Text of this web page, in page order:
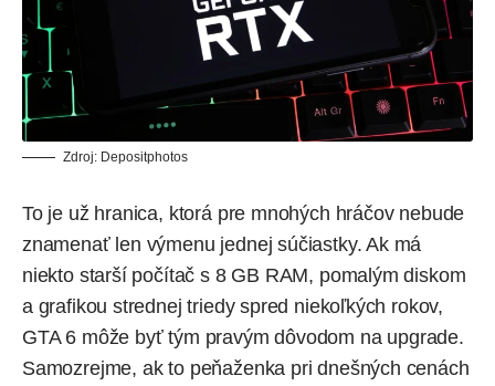
Zdroj: Depositphotos
To je už hranica, ktorá pre mnohých hráčov nebude
znamenať len výmenu jednej súčiastky. Ak má
niekto starší počítač s 8 GB RAM, pomalým diskom
a grafikou strednej triedy spred niekoľkých rokov,
GTA 6 môže byť tým pravým dôvodom na upgrade.
Samozrejme, ak to peňaženka pridnešných cenách